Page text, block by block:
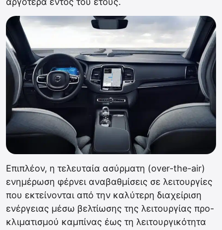
Επιπλέον, η τελευταία ασύρματη (over-the-air)
ενημέρωση φέρνει αναβαθμίσεις σε λειτουργίες
που εκτείνονται από την καλύτερη διαχείριση
ενέργειας μέσω βελτίωσης της λειτουργίας προ-
κλιματισμού καμπίνας έως τη λειτουργικότητα